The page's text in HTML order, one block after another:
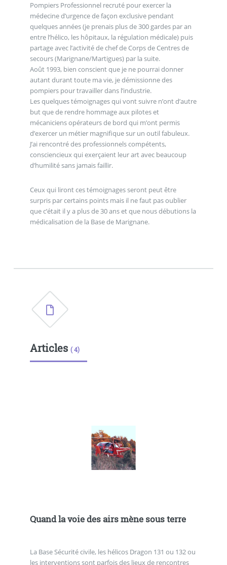
Pompiers Professionnel recruté pour exercer la
médecine d’urgence de façon exclusive pendant
quelques années (je prenais plus de 300 gardes par an
entre l’hélico, les hôpitaux, la régulation médicale) puis
partage avec l’activité de chef de Corps de Centres de
secours (Marignane/Martigues) par la suite.
Août 1993, bien conscient que je ne pourrai donner
autant durant toute ma vie, je démissionne des
pompiers pour travailler dans l’industrie.
Les quelques témoignages qui vont suivre n’ont d’autre
but que de rendre hommage aux pilotes et
mécaniciens opérateurs de bord qui m’ont permis
d’exercer un métier magnifique sur un outil fabuleux.
J’ai rencontré des professionnels compétents,
consciencieux qui exerçaient leur art avec beaucoup
d’humilité sans jamais faillir.
Ceux qui liront ces témoignages seront peut être
surpris par certains points mais il ne faut pas oublier
que c’était il y a plus de 30 ans et que nous débutions la
médicalisation de la Base de Marignane.
Articles ( 4)
Quand la voie des airs mène sous terre
La Base Sécurité civile, les hélicos Dragon 131 ou 132 ou
les interventions sont parfois des lieux de rencontres